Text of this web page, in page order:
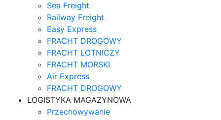
Sea Freight
Railway Freight
Easy Express
FRACHT DROGOWY
FRACHT LOTNICZY
FRACHT MORSKI
Air Express
FRACHT DROGOWY
LOGISTYKA MAGAZYNOWA
Przechowywanie